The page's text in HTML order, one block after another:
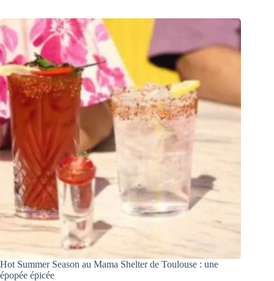
Hot Summer Season au Mama Shelter de Toulouse : une
épopée épicée